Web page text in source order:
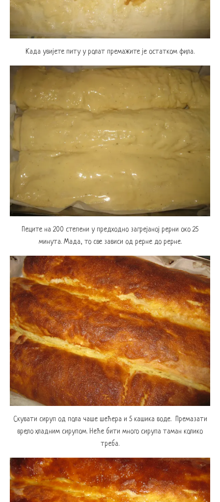
Када увијете питу у ролат премажите је остатком фила.
Пеците на 200 степени у предходно загрејаној рерни око 25
минута. Мада, то све зависи од рерне до рерне.
Скувати сируп од пола чаше шећера и 5 кашика воде. Премазати
врело хладним сирупом. Неће бити много сирупа таман колико
треба.